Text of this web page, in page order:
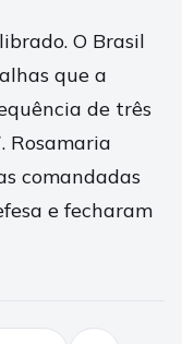
O Brasil
que a
de três
Rosamaria
comandadas
e fecharam